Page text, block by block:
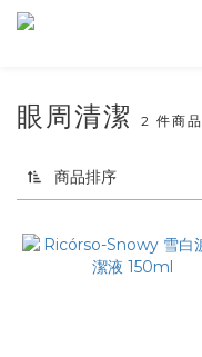
眼周清潔 2 件商品
商品排序